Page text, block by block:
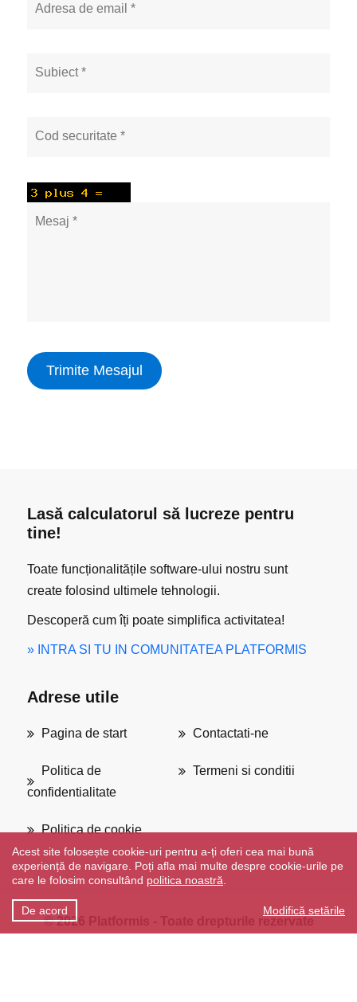
Trimite Mesajul
Lasă calculatorul să lucreze pentru
tine!
Toate funcționalitățile software-ului nostru sunt
create folosind ultimele tehnologii.
Descoperă cum îți poate simplifica activitatea!
» INTRA SI TU IN COMUNITATEA PLATFORMIS
Adrese utile
Pagina de start Contactati-ne
Politica de
confidentialitate
Termeni si conditii
Politica de cookie
© 2026 Platformis - Toate drepturile rezervate
Acest site folosește cookie-uri pentru a-ți oferi cea mai bună
experiență de navigare. Poți afla mai multe despre cookie-urile pe
care le folosim consultând politica noastră
De acord Modifică setările